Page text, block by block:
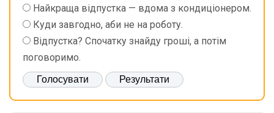
Найкраща відпустка — вдома з кондиціонером.
Куди завгодно, аби не на роботу.
Відпустка? Спочатку знайду гроші, а потім
поговоримо.